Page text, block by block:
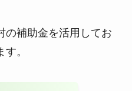
の補助金を活用してお
。